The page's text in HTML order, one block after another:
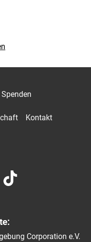
Spenden
Kontakt
Corporation e.V.